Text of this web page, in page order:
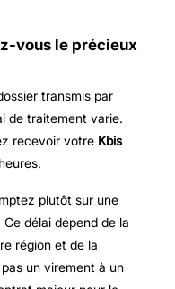
vous le précieux
transmis par
de traitement varie.
recevoir votre Kbis
plutôt sur une
délai dépend de la
région et de la
un virement à un